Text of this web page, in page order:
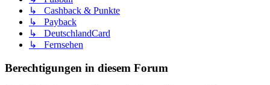
↳ Cashback & Punkte
↳ Payback
↳ DeutschlandCard
↳ Fernsehen
Berechtigungen in diesem Forum